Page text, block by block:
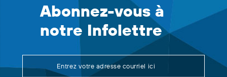
Abonnez-vous à
notre Infolettre